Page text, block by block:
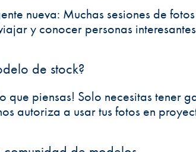
nueva: Muchas sesiones de
y conocer personas
de stock?
que piensas! Solo necesitas tener
autoriza a usar tus fotos en